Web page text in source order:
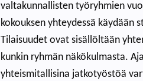
valtakunnallisten työryhmien
kokouksen yhteydessä
Tilaisuudet ovat sisällöltään
kunkin ryhmän näkökulmasta.
yhteismitallisina jatkotyöstöä